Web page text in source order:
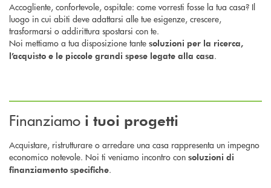
Accogliente, confortevole, ospitale: come vorresti fosse la tua casa? Il
luogo in cui abiti deve adattarsi alle tue esigenze, crescere,
trasformarsi o addirittura spostarsi con te.
Noi mettiamo a tua disposizione tante soluzioni per la ricerca,
l’acquisto e le piccole grandi spese legate alla casa.
Finanziamo i tuoi progetti
Acquistare, ristrutturare o arredare una casa rappresenta un impegno
economico notevole. Noi ti veniamo incontro con soluzioni di
finanziamento specifiche.